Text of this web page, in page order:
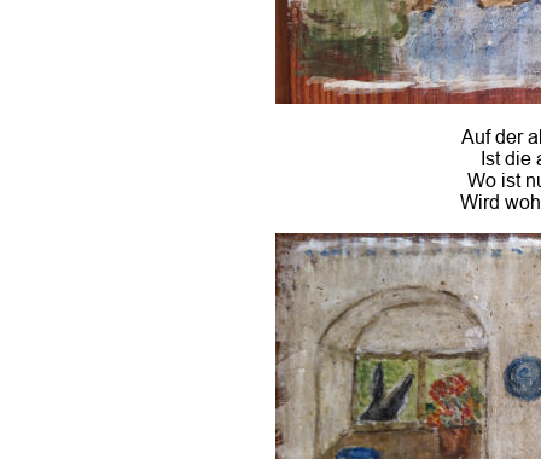
Auf der
Ist die
Wo ist
Wird